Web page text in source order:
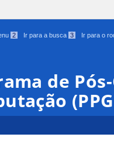
2 Ir para a busca 3 Ir para o
de